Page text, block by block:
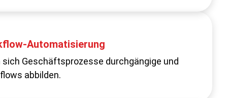
Prozesse
und operative Abläufe sind häufig
erfordern viele manuelle Eingriffe.
Automatisierung
sich Geschäftsprozesse durchgängige und
abbilden.